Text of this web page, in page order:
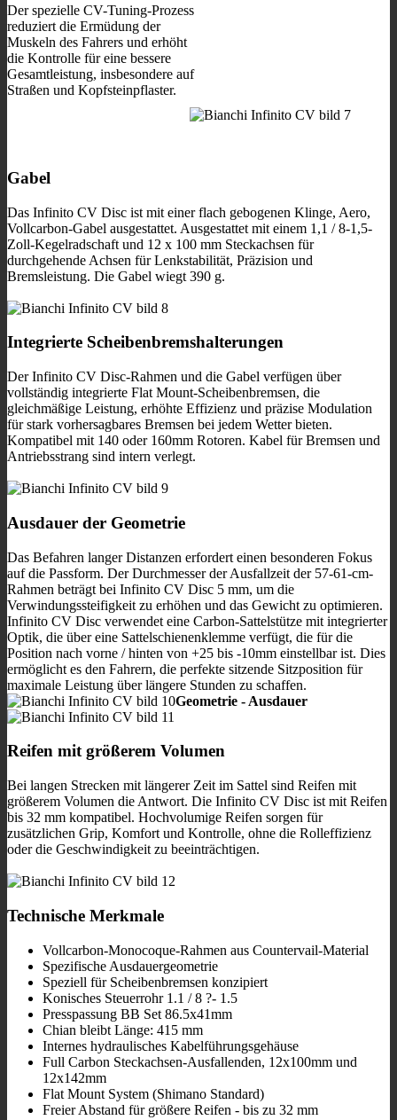
Der spezielle CV-Tuning-Prozess
reduziert die Ermüdung der
Muskeln des Fahrers und erhöht
die Kontrolle für eine bessere
Gesamtleistung, insbesondere auf
Straßen und Kopfsteinpflaster.
Gabel
Das Infinito CV Disc ist mit einer flach gebogenen Klinge, Aero,
Vollcarbon-Gabel ausgestattet. Ausgestattet mit einem 1,1 / 8-1,5-
Zoll-Kegelradschaft und 12 x 100 mm Steckachsen für
durchgehende Achsen für Lenkstabilität, Präzision und
Bremsleistung. Die Gabel wiegt 390 g.
Integrierte Scheibenbremshalterungen
Der Infinito CV Disc-Rahmen und die Gabel verfügen über
vollständig integrierte Flat Mount-Scheibenbremsen, die
gleichmäßige Leistung, erhöhte Effizienz und präzise Modulation
für stark vorhersagbares Bremsen bei jedem Wetter bieten.
Kompatibel mit 140 oder 160mm Rotoren. Kabel für Bremsen und
Antriebsstrang sind intern verlegt.
Ausdauer der Geometrie
Das Befahren langer Distanzen erfordert einen besonderen Fokus
auf die Passform. Der Durchmesser der Ausfallzeit der 57-61-cm-
Rahmen beträgt bei Infinito CV Disc 5 mm, um die
Verwindungssteifigkeit zu erhöhen und das Gewicht zu optimieren.
Infinito CV Disc verwendet eine Carbon-Sattelstütze mit integrierter
Optik, die über eine Sattelschienenklemme verfügt, die für die
Position nach vorne / hinten von +25 bis -10mm einstellbar ist. Dies
ermöglicht es den Fahrern, die perfekte sitzende Sitzposition für
maximale Leistung über längere Stunden zu schaffen.
Geometrie - Ausdauer
Reifen mit größerem Volumen
Bei langen Strecken mit längerer Zeit im Sattel sind Reifen mit
größerem Volumen die Antwort. Die Infinito CV Disc ist mit Reifen
bis 32 mm kompatibel. Hochvolumige Reifen sorgen für
zusätzlichen Grip, Komfort und Kontrolle, ohne die Rolleffizienz
oder die Geschwindigkeit zu beeinträchtigen.
Technische Merkmale
Vollcarbon-Monocoque-Rahmen aus Countervail-Material
Spezifische Ausdauergeometrie
Speziell für Scheibenbremsen konzipiert
Konisches Steuerrohr 1.1 / 8 ?- 1.5
Presspassung BB Set 86.5x41mm
Chian bleibt Länge: 415 mm
Internes hydraulisches Kabelführungsgehäuse
Full Carbon Steckachsen-Ausfallenden, 12x100mm und
12x142mm
Flat Mount System (Shimano Standard)
Freier Abstand für größere Reifen - bis zu 32 mm